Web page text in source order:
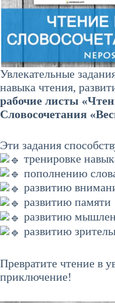
Увлекательные
навыка чтения,
рабочие листы
Словосочетания
Эти задания
тренировке
пополнению
развитию
развитию памяти
развитию
развитию
Превратите чтение в
приключение!